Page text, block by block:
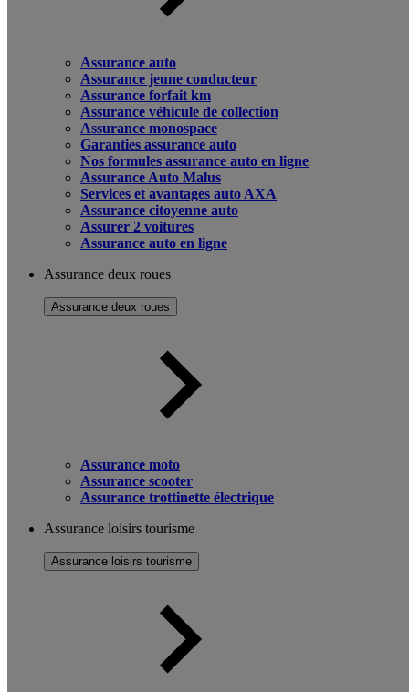
Assurance auto
Assurance jeune conducteur
Assurance forfait km
Assurance véhicule de collection
Assurance monospace
Garanties assurance auto
Nos formules assurance auto en ligne
Assurance Auto Malus
Services et avantages auto AXA
Assurance citoyenne auto
Assurer 2 voitures
Assurance auto en ligne
Assurance deux roues
Assurance deux roues
Assurance moto
Assurance scooter
Assurance trottinette électrique
Assurance loisirs tourisme
Assurance loisirs tourisme